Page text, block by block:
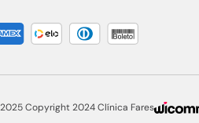
Copyright 2024 Clínica Fares